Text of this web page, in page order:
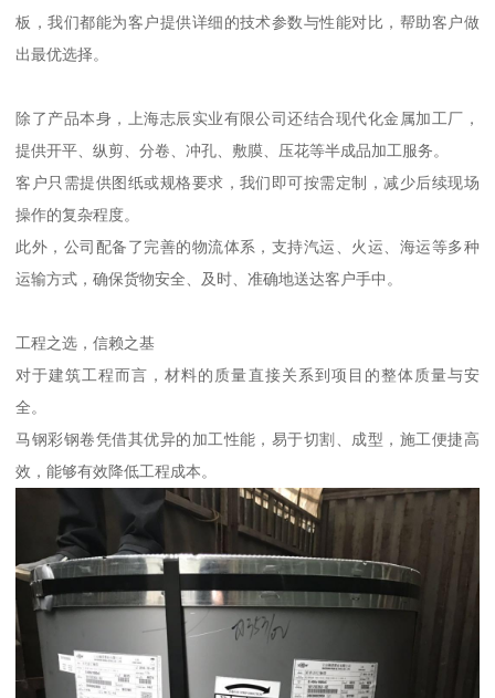
板，我们都能为客户提供详细的技术参数与性能对比，帮助客户做
出最优选择。
除了产品本身，上海志辰实业有限公司还结合现代化金属加工厂，
提供开平、纵剪、分卷、冲孔、敷膜、压花等半成品加工服务。
客户只需提供图纸或规格要求，我们即可按需定制，减少后续现场
操作的复杂程度。
此外，公司配备了完善的物流体系，支持汽运、火运、海运等多种
运输方式，确保货物安全、及时、准确地送达客户手中。
工程之选，信赖之基
对于建筑工程而言，材料的质量直接关系到项目的整体质量与安
全。
马钢彩钢卷凭借其优异的加工性能，易于切割、成型，施工便捷高
效，能够有效降低工程成本。